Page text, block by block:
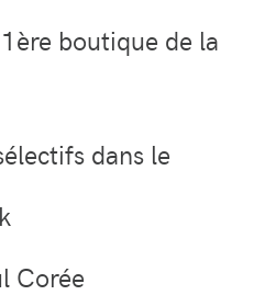
ère boutique de la
dans le
Corée